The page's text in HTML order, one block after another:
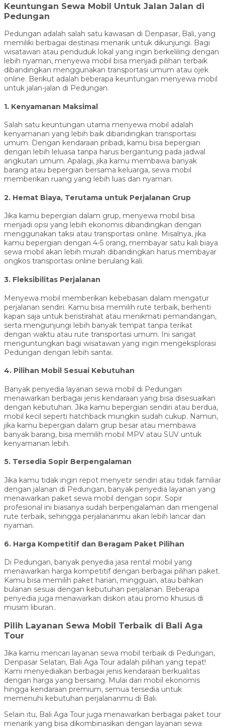
Keuntungan Sewa Mobil Untuk Jalan Jalan di
Pedungan
Pedungan adalah salah satu kawasan di Denpasar, Bali, yang
memiliki berbagai destinasi menarik untuk dikunjungi. Bagi
wisatawan atau penduduk lokal yang ingin berkeliling dengan
lebih nyaman, menyewa mobil bisa menjadi pilihan terbaik
dibandingkan menggunakan transportasi umum atau ojek
online. Berikut adalah beberapa keuntungan menyewa mobil
untuk jalan-jalan di Pedungan.
1. Kenyamanan Maksimal
Salah satu keuntungan utama menyewa mobil adalah
kenyamanan yang lebih baik dibandingkan transportasi
umum. Dengan kendaraan pribadi, kamu bisa bepergian
dengan lebih leluasa tanpa harus bergantung pada jadwal
angkutan umum. Apalagi, jika kamu membawa banyak
barang atau bepergian bersama keluarga, sewa mobil
memberikan ruang yang lebih luas dan nyaman.
2. Hemat Biaya, Terutama untuk Perjalanan Grup
Jika kamu bepergian dalam grup, menyewa mobil bisa
menjadi opsi yang lebih ekonomis dibandingkan dengan
menggunakan taksi atau transportasi online. Misalnya, jika
kamu bepergian dengan 4-5 orang, membayar satu kali biaya
sewa mobil akan lebih murah dibandingkan harus membayar
ongkos transportasi online berulang kali.
3. Fleksibilitas Perjalanan
Menyewa mobil memberikan kebebasan dalam mengatur
perjalanan sendiri. Kamu bisa memilih rute terbaik, berhenti
kapan saja untuk beristirahat atau menikmati pemandangan,
serta mengunjungi lebih banyak tempat tanpa terikat
dengan waktu atau rute transportasi umum. Ini sangat
menguntungkan bagi wisatawan yang ingin mengeksplorasi
Pedungan dengan lebih santai.
4. Pilihan Mobil Sesuai Kebutuhan
Banyak penyedia layanan sewa mobil di Pedungan
menawarkan berbagai jenis kendaraan yang bisa disesuaikan
dengan kebutuhan. Jika kamu bepergian sendiri atau berdua,
mobil kecil seperti hatchback mungkin sudah cukup. Namun,
jika kamu bepergian dalam grup besar atau membawa
banyak barang, bisa memilih mobil MPV atau SUV untuk
kenyamanan lebih.
5. Tersedia Sopir Berpengalaman
Jika kamu tidak ingin repot menyetir sendiri atau tidak familiar
dengan jalanan di Pedungan, banyak penyedia layanan yang
menawarkan paket sewa mobil dengan sopir. Sopir
profesional ini biasanya sudah berpengalaman dan mengenal
rute terbaik, sehingga perjalananmu akan lebih lancar dan
nyaman.
6. Harga Kompetitif dan Beragam Paket Pilihan
Di Pedungan, banyak penyedia jasa rental mobil yang
menawarkan harga kompetitif dengan berbagai pilihan paket.
Kamu bisa memilih paket harian, mingguan, atau bahkan
bulanan sesuai dengan kebutuhan perjalanan. Beberapa
penyedia juga menawarkan diskon atau promo khusus di
musim liburan..
Pilih Layanan Sewa Mobil Terbaik di Bali Aga
Tour
Jika kamu mencari layanan sewa mobil terbaik di Pedungan,
Denpasar Selatan, Bali Aga Tour adalah pilihan yang tepat!
Kami menyediakan berbagai jenis kendaraan berkualitas
dengan harga yang bersaing. Mulai dari mobil ekonomis
hingga kendaraan premium, semua tersedia untuk
memenuhi kebutuhan perjalananmu di Bali.
Selain itu, Bali Aga Tour juga menawarkan berbagai paket tour
menarik yang bisa dikombinasikan dengan layanan sewa